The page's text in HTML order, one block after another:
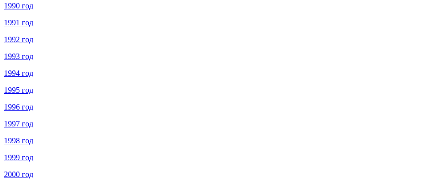
1990 год
1991 год
1992 год
1993 год
1994 год
1995 год
1996 год
1997 год
1998 год
1999 год
2000 год